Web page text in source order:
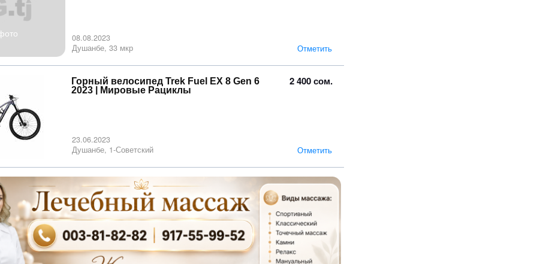
08.08.2023
Душанбе, 33 мкр
Отметить
2 400 сом.
Горный велосипед Trek Fuel EX 8 Gen 6
2023 | Мировые Рациклы
23.06.2023
Душанбе, 1-Советский
Отметить